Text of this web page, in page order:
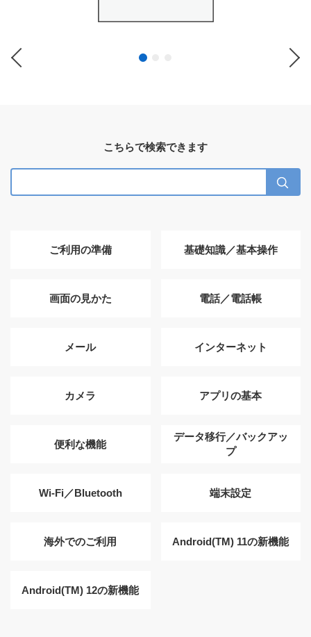
こちらで検索できます
ご利用の準備 基礎知識／基本操作
画面の見かた 電話／電話帳
メール インターネット
カメラ アプリの基本
便利な機能
データ移行／バックアッ
プ
Wi-Fi／Bluetooth 端末設定
海外でのご利用 Android(TM) 11の新機能
Android(TM) 12の新機能